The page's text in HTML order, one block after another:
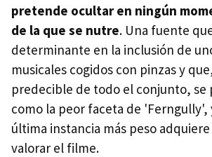
pretende ocultar en ningún
de la que se nutre. Una fuente
determinante en la inclusión de
musicales cogidos con pinzas y
predecible de todo el conjunto, se
como la peor faceta de 'Ferngully',
última instancia más peso
valorar el filme.